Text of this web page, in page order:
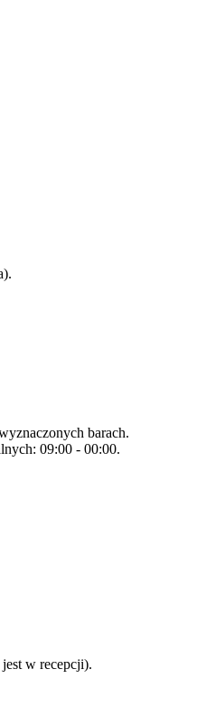
barach.
09:00 - 00:00.
jest w recepcji).